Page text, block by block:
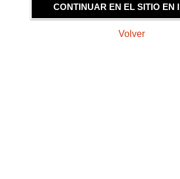
CONTINUAR EN EL SITIO EN
Volver